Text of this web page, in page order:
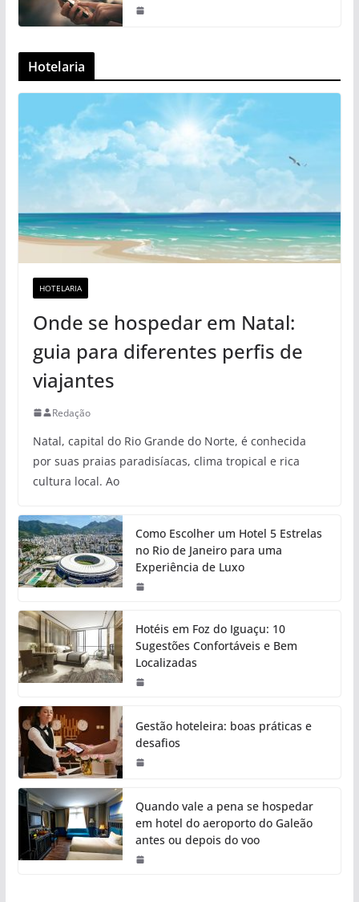
Hotelaria
HOTELARIA
Onde se hospedar em Natal:
guia para diferentes perfis de
viajantes
Redação
Natal, capital do Rio Grande do Norte, é conhecida
por suas praias paradisíacas, clima tropical e rica
cultura local. Ao
Como Escolher um Hotel 5 Estrelas
no Rio de Janeiro para uma
Experiência de Luxo
Hotéis em Foz do Iguaçu: 10
Sugestões Confortáveis e Bem
Localizadas
Gestão hoteleira: boas práticas e
desafios
Quando vale a pena se hospedar
em hotel do aeroporto do Galeão
antes ou depois do voo